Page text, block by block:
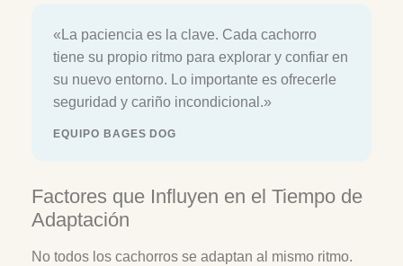
«La paciencia es la clave. Cada cachorro
tiene su propio ritmo para explorar y confiar en
su nuevo entorno. Lo importante es ofrecerle
seguridad y cariño incondicional.»
EQUIPO BAGES DOG
Factores que Influyen en el Tiempo de
Adaptación
No todos los cachorros se adaptan al mismo ritmo.